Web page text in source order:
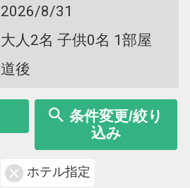
2026/8/31
大人2名 子供0名 1部屋
道後
条件変更/絞り
込み
ホテル指定